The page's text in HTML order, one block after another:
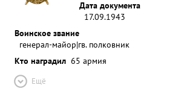
Дата документа
17.09.1943
Воинское звание
генерал-майор|гв. полковник
Кто наградил 65 армия
Ещё